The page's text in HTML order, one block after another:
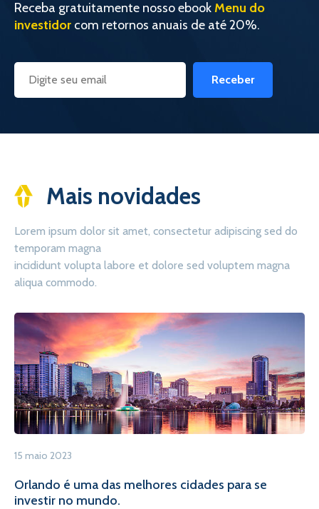
Receba gratuitamente nosso ebookMenu do
investidor com retornos anuais de até 20%.
Receber
Mais novidades
Lorem ipsum dolor sit amet, consectetur adipiscing sed do
temporam magna
incididunt volupta labore et dolore sed voluptem magna
aliqua commodo.
15 maio 2023
Orlando é uma das melhores cidades para se
investir no mundo.